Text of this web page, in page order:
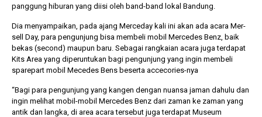
panggung hiburan yang diisi oleh band-band lokal Bandung.
Dia menyampaikan, pada ajang Merceday kali ini akan ada acara Mer-
sell Day, para pengunjung bisa membeli mobil Mercedes Benz, baik
bekas (second) maupun baru. Sebagai rangkaian acara juga terdapat
Kits Area yang diperuntukan bagi pengunjung yang ingin membeli
sparepart mobil Mecedes Bens beserta accecories-nya
“Bagi para pengunjung yang kangen dengan nuansa jaman dahulu dan
ingin melihat mobil-mobil Mercedes Benz dari zaman ke zaman yang
antik dan langka, di area acara tersebut juga terdapat Museum